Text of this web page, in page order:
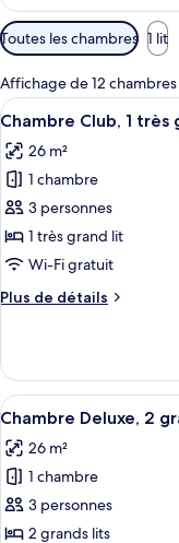
Filtres
disponibles
pour
les
chambres
Toutes les chambres 1 lit
Affichage de 12 chambres
Afficher
toutes
les
photos
pour
ce
type
chambre :
très
grand
lit
10
Chambre Club, 1 très
26 m²
1 chambre
3 personnes
1 très grand lit
Wi-Fi gratuit
Plus de détails
Plus
le
type
de
Chambre
Club,
très
grand
Afficher
toutes
les
photos
pour
ce
7
Chambre Deluxe, 2
26 m²
1 chambre
3 personnes
2 grands lits